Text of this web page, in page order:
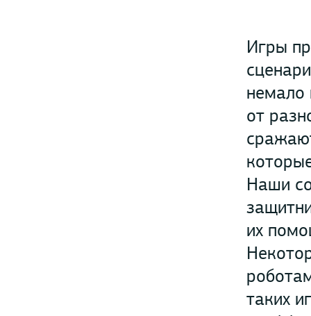
Игры
немало
от
Наши
их
таких